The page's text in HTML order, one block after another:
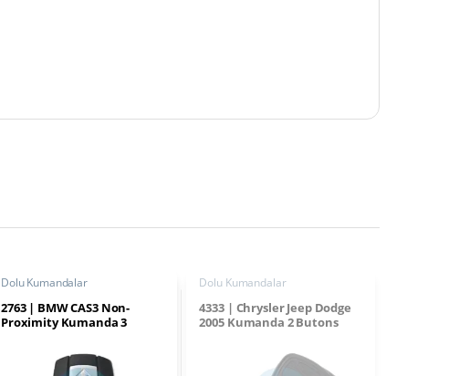
Dolu Kumandalar
2763 | BMW CAS3 Non-
Proximity Kumanda 3
Dolu Kumandalar
4333 | Chrysler Jeep Dodge
2005 Kumanda 2 Butons